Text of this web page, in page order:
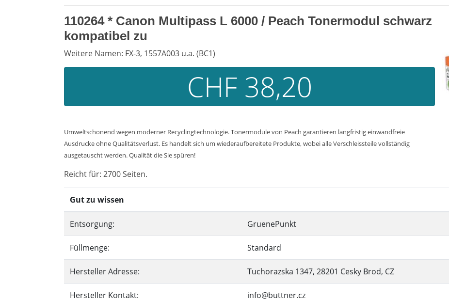
110264 * Canon Multipass L 6000 / Peach Tonermodul schwarz
kompatibel zu
Weitere Namen: FX-3, 1557A003 u.a. (BC1)
CHF 38,20
Umweltschonend wegen moderner Recyclingtechnologie. Tonermodule von Peach garantieren langfristig einwandfreie
Ausdrucke ohne Qualitätsverlust. Es handelt sich um wiederaufbereitete Produkte, wobei alle Verschleissteile vollständig
ausgetauscht werden. Qualität die Sie spüren!
Reicht für: 2700 Seiten.
Gut zu wissen
Entsorgung: GruenePunkt
Füllmenge: Standard
Hersteller Adresse: Tuchorazska 1347, 28201 Cesky Brod, CZ
Hersteller Kontakt: info@buttner.cz